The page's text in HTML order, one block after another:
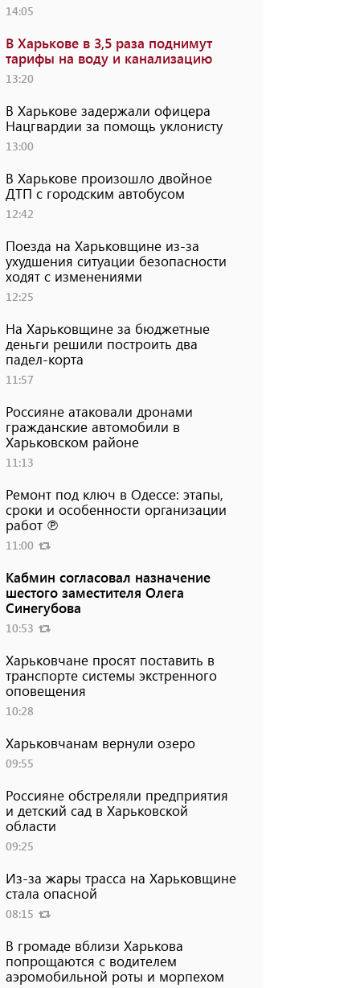
14:05
В Харькове в 3,5 раза поднимут
тарифы на воду и канализацию
13:20
В Харькове задержали офицера
Нацгвардии за помощь уклонисту
13:00
В Харькове произошло двойное
ДТП с городским автобусом
12:42
Поезда на Харьковщине из-за
ухудшения ситуации безопасности
ходят с изменениями
12:25
На Харьковщине за бюджетные
деньги решили построить два
падел-корта
11:57
Россияне атаковали дронами
гражданские автомобили в
Харьковском районе
11:13
Ремонт под ключ в Одессе: этапы,
сроки и особенности организации
работ ℗
11:00
Кабмин согласовал назначение
шестого заместителя Олега
Синегубова
10:53
Харьковчане просят поставить в
транспорте системы экстренного
оповещения
10:28
Харьковчанам вернули озеро
09:55
Россияне обстреляли предприятия
и детский сад в Харьковской
области
09:25
Из-за жары трасса на Харьковщине
стала опасной
08:15
В громаде вблизи Харькова
попрощаются с водителем
аэромобильной роты и морпехом